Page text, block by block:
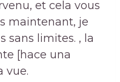
et cela vous
maintenant, je
sans limites. , la
[hace una
vue.